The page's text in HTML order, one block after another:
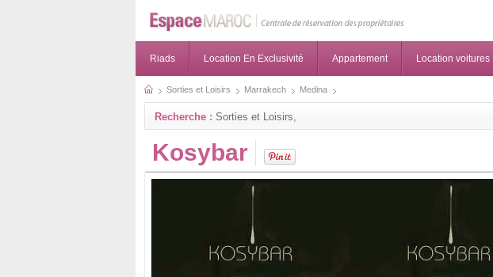
Riads Location En Exclusivité Appartement Location voitures
Sorties et Loisirs Marrakech Medina
Recherche : Sorties et Loisirs,
Kosybar